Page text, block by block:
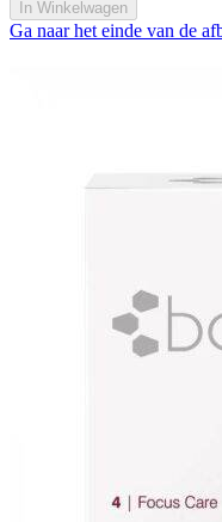
In Winkelwagen
Ga naar het einde van de